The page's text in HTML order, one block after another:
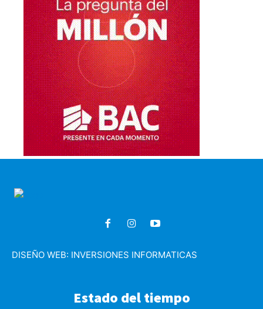
DISEÑO WEB: INVERSIONES INFORMATICAS
Estado del tiempo